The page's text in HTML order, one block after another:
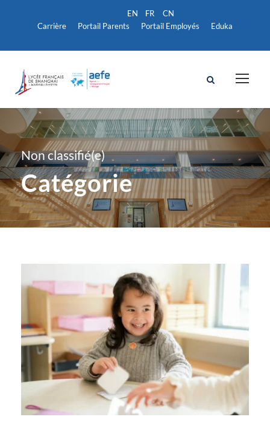
Carrière Portail Parents Portail Employés Eduka
Non classifié(e)
Catégorie